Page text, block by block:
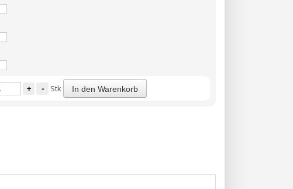
+ - Stk In den Warenkorb